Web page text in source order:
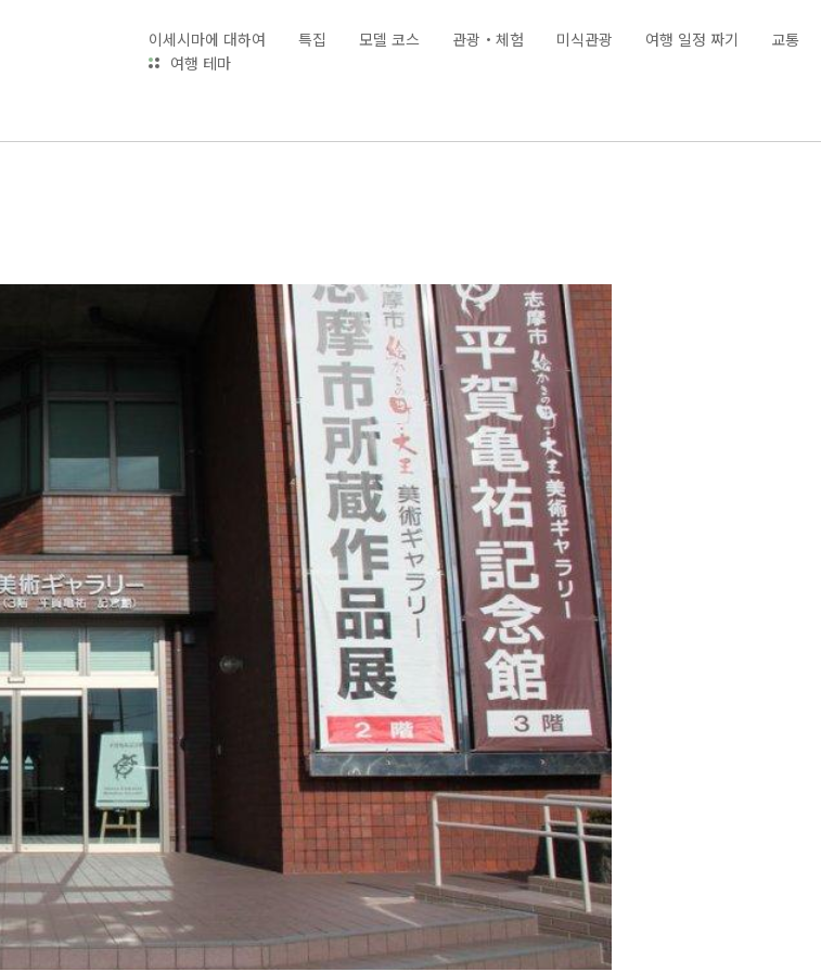
이세시마에 대하여 특집 모델 코스 관광・체험 미식관광 여행 일정 짜기
교통
여행 테마